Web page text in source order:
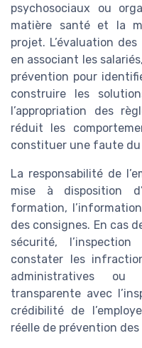
psychosociaux ou
matière santé et la
projet. L’évaluation
en associant les
prévention pour
construire les
l’appropriation des
réduit les
constituer une faute du
La responsabilité de
mise à disposition
formation,
des consignes. En cas
sécurité,
constater les
administratives ou
transparente avec
crédibilité de
réelle de prévention des